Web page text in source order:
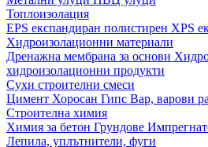
Топлоизолация
EPS експандиран полистирен XPS
Хидроизолационни материали
Дренажна мембрана за основи
хидроизолационни продукти
Сухи строителни смеси
Цимент Хоросан Гипс Вар, варови
Строителна химия
Химия за бетон Грундове
Лепила, уплътнители, фуги